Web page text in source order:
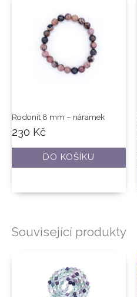
Rodonit 8 mm – náramek
230 Kč
DO KOŠÍKU
Související produkty